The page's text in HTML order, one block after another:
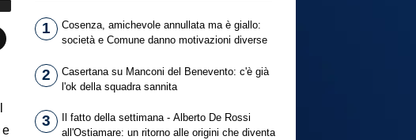
e
1
Cosenza, amichevole annullata ma è giallo:
società e Comune danno motivazioni diverse
2
Casertana su Manconi del Benevento: c'è già
l'ok della squadra sannita
3
Il fatto della settimana - Alberto De Rossi
all'Ostiamare: un ritorno alle origini che diventa